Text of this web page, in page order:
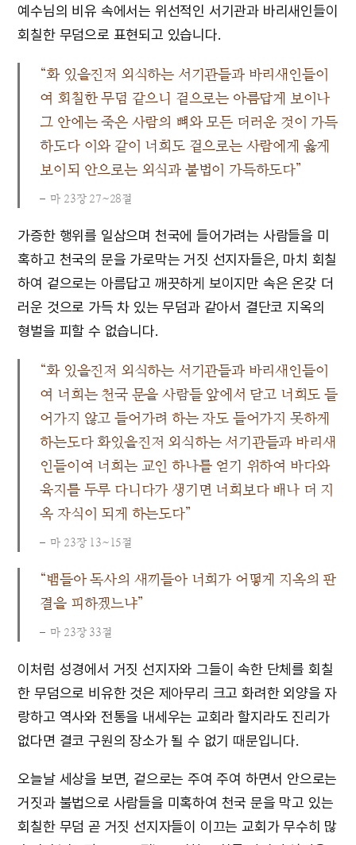
예수님의 비유 속에서는 위선적인 서기관과 바리새인들이
회칠한 무덤으로 표현되고 있습니다.
“화 있을진저 외식하는 서기관들과 바리새인들이
여 회칠한 무덤 같으니 겉으로는 아름답게 보이나
그 안에는 죽은 사람의 뼈와 모든 더러운 것이 가득
하도다 이와 같이 너희도 겉으로는 사람에게 옳게
보이되 안으로는 외식과 불법이 가득하도다”
마 23장 27~28절
가증한 행위를 일삼으며 천국에 들어가려는 사람들을 미
혹하고 천국의 문을 가로막는 거짓 선지자들은, 마치 회칠
하여 겉으로는 아름답고 깨끗하게 보이지만 속은 온갖 더
러운 것으로 가득 차 있는 무덤과 같아서 결단코 지옥의
형벌을 피할 수 없습니다.
“화 있을진저 외식하는 서기관들과 바리새인들이
여 너희는 천국 문을 사람들 앞에서 닫고 너희도 들
어가지 않고 들어가려 하는 자도 들어가지 못하게
하는도다 화있을진저 외식하는 서기관들과 바리새
인들이여 너희는 교인 하나를 얻기 위하여 바다와
육지를 두루 다니다가 생기면 너희보다 배나 더 지
옥 자식이 되게 하는도다”
마 23장 13~15절
“뱀들아 독사의 새끼들아 너희가 어떻게 지옥의 판
결을 피하겠느냐”
마 23장 33절
이처럼 성경에서 거짓 선지자와 그들이 속한 단체를 회칠
한 무덤으로 비유한 것은 제아무리 크고 화려한 외양을 자
랑하고 역사와 전통을 내세우는 교회라 할지라도 진리가
없다면 결코 구원의 장소가 될 수 없기 때문입니다.
오늘날 세상을 보면, 겉으로는 주여 주여 하면서 안으로는
거짓과 불법으로 사람들을 미혹하여 천국 문을 막고 있는
회칠한 무덤 곧 거짓 선지자들이 이끄는 교회가 무수히 많